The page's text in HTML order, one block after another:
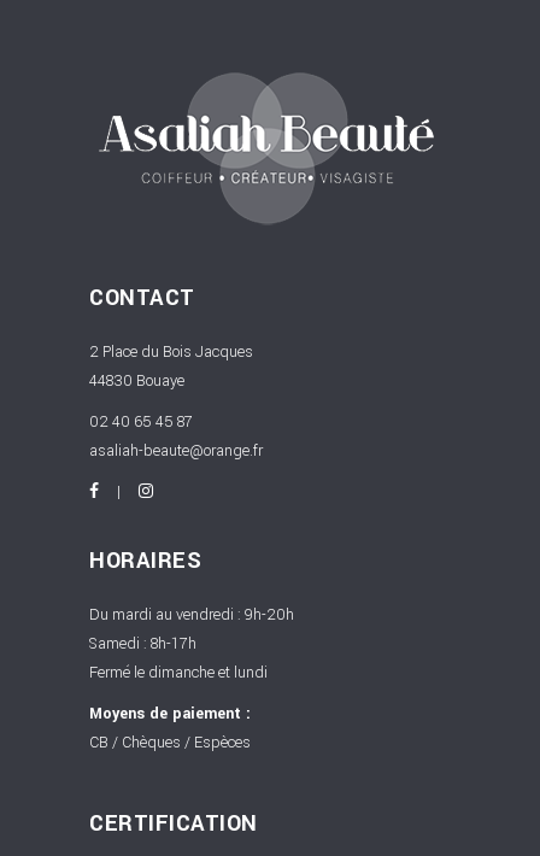
CONTACT
2 Place du Bois Jacques
44830 Bouaye
02 40 65 45 87
asaliah-beaute@orange.fr
HORAIRES
Du mardi au vendredi : 9h-20h
Samedi : 8h-17h
Fermé le dimanche et lundi
Moyens de paiement :
CB / Chèques / Espèces
CERTIFICATION